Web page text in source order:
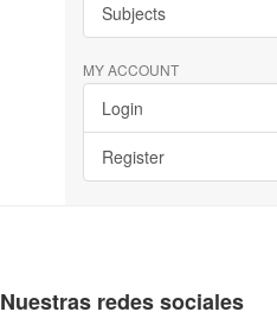
Subjects
MY ACCOUNT
Login
Register
Nuestras redes sociales